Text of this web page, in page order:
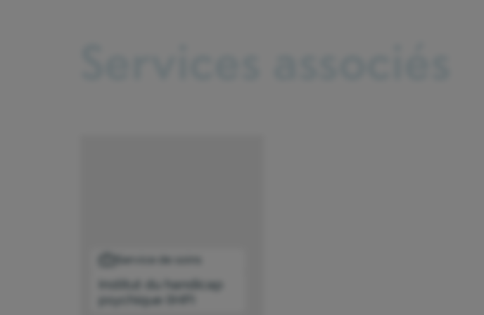
Institut du handicap
psychique (IHP)